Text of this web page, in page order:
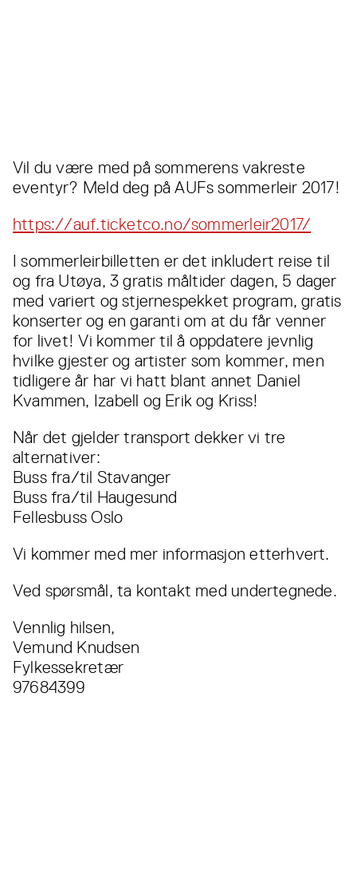
Vil du være med på sommerens vakreste
eventyr? Meld deg på AUFs sommerleir 2017!
https://auf.ticketco.no/sommerleir2017/
I sommerleirbilletten er det inkludert reise til
og fra Utøya, 3 gratis måltider dagen, 5 dager
med variert og stjernespekket program, gratis
konserter og en garanti om at du får venner
for livet! Vi kommer til å oppdatere jevnlig
hvilke gjester og artister som kommer, men
tidligere år har vi hatt blant annet Daniel
Kvammen, Izabell og Erik og Kriss!
Når det gjelder transport dekker vi tre
alternativer:
Buss fra/til Stavanger
Buss fra/til Haugesund
Fellesbuss Oslo
Vi kommer med mer informasjon etterhvert.
Ved spørsmål, ta kontakt med undertegnede.
Vennlig hilsen,
Vemund Knudsen
Fylkessekretær
97684399